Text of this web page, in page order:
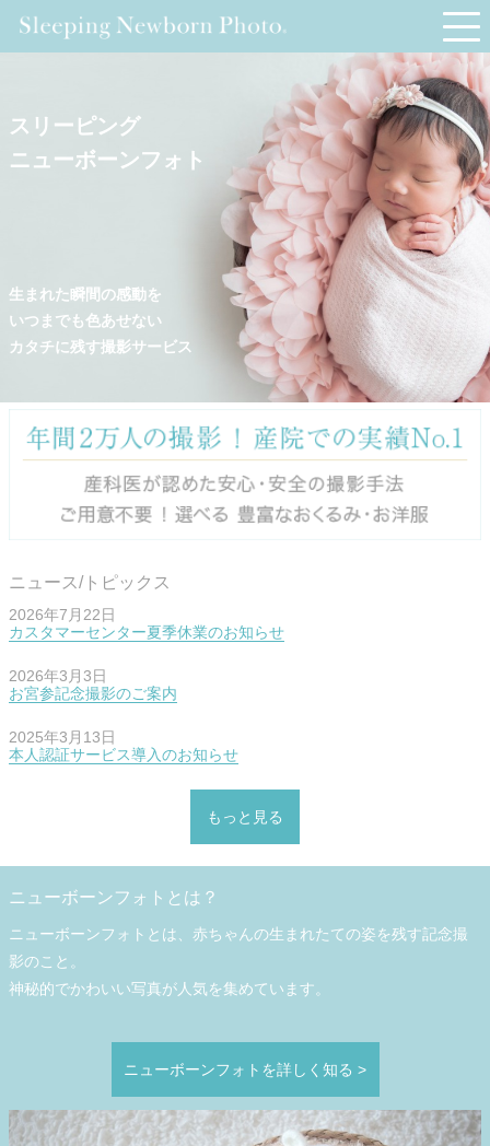
スリーピング
ニューボーンフォト
生まれた瞬間の感動を
いつまでも色あせない
カタチに残す撮影サービス
ニュース/トピックス
2026年7月22日
カスタマーセンター夏季休業のお知らせ
2026年3月3日
お宮参記念撮影のご案内
2025年3月13日
本人認証サービス導入のお知らせ
もっと見る
ニューボーンフォトとは？
ニューボーンフォトとは、赤ちゃんの生まれたての姿を残す記念撮
影のこと。
神秘的でかわいい写真が人気を集めています。
ニューボーンフォトを詳しく知る >